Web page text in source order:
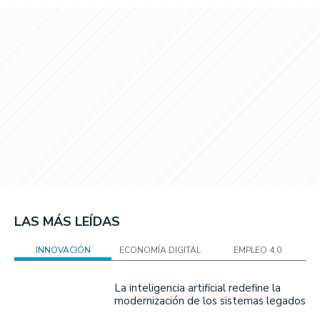
LAS MÁS LEÍDAS
INNOVACIÓN ECONOMÍA DIGITAL EMPLEO 4.0
La inteligencia artificial redefine la
modernización de los sistemas legados